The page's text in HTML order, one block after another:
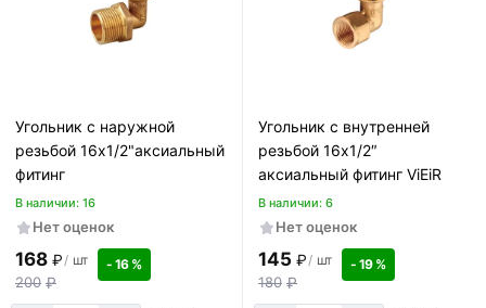
Угольник с наружной
резьбой 16х1/2"аксиальный
фитинг
В наличии: 16
Нет оценок
168 ₽/ шт
200 ₽
- 16 %
Угольник с внутренней
резьбой 16х1/2″
аксиальный фитинг ViEiR
В наличии: 6
Нет оценок
145 ₽/ шт
180 ₽
- 19 %